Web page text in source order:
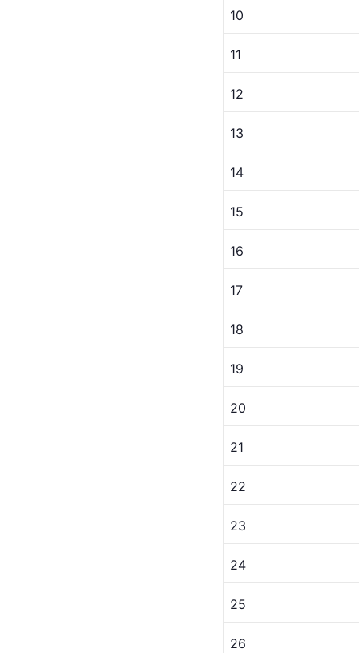
10
11
12
13
14
15
16
17
18
19
20
21
22
23
24
25
26